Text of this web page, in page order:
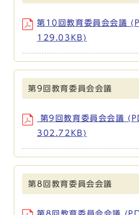
第10回教育委員会会議
129.03KB)
第9回教育委員会会議
第9回教育委員会会議
302.72KB)
第8回教育委員会会議
第8回教育委員会会議